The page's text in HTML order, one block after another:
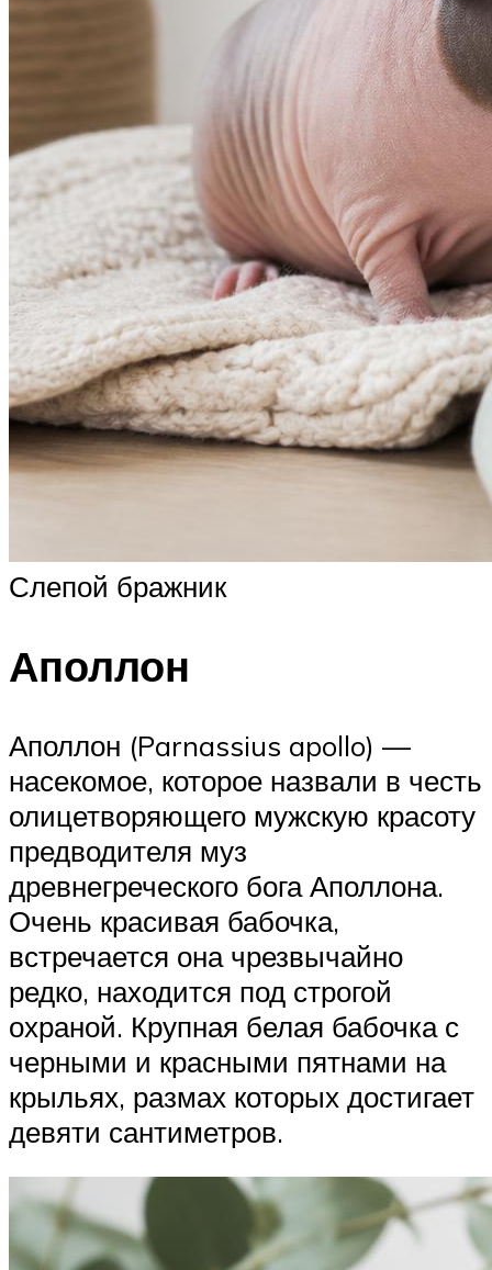
Слепой бражник
Аполлон
Аполлон (Parnassius apollo) —
насекомое, которое назвали в честь
олицетворяющего мужскую красоту
предводителя муз
древнегреческого бога Аполлона.
Очень красивая бабочка,
встречается она чрезвычайно
редко, находится под строгой
охраной. Крупная белая бабочка с
черными и красными пятнами на
крыльях, размах которых достигает
девяти сантиметров.